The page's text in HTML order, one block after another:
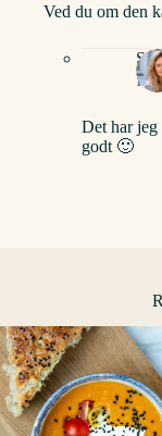
Ved du om den
17/
Det har
godt 🙂